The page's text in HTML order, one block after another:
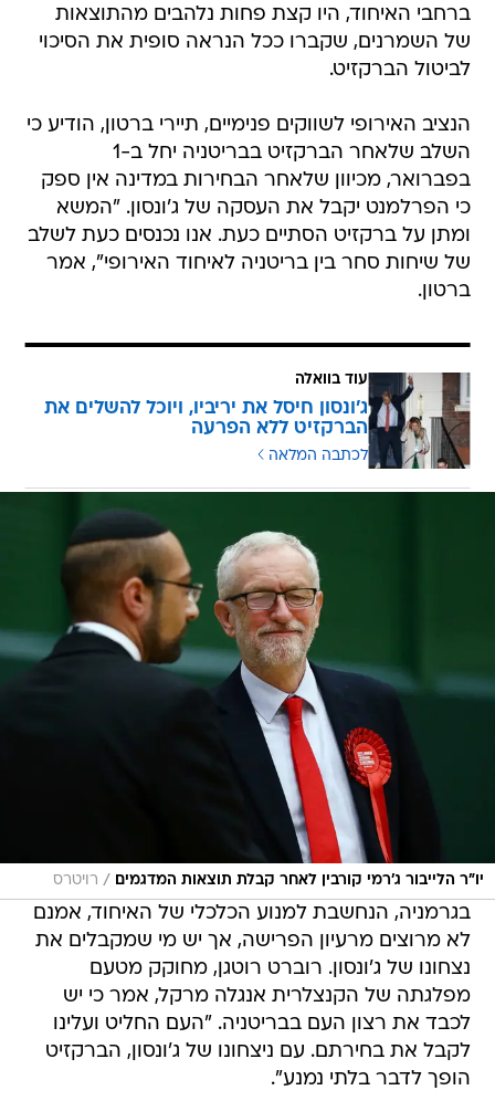
ברחבי האיחוד, היו קצת פחות נלהבים מהתוצאות
של השמרנים, שקברו ככל הנראה סופית את הסיכוי
לביטול הברקזיט.
הנציב האירופי לשווקים פנימיים, תיירי ברטון, הודיע כי
השלב שלאחר הברקזיט בבריטניה יחל ב-1
בפברואר, מכיוון שלאחר הבחירות במדינה אין ספק
כי הפרלמנט יקבל את העסקה של ג'ונסון. "המשא
ומתן על ברקזיט הסתיים כעת. אנו נכנסים כעת לשלב
של שיחות סחר בין בריטניה לאיחוד האירופי", אמר
ברטון.
עוד בוואלה
ג'ונסון חיסל את יריביו, ויוכל להשלים את
הברקזיט ללא הפרעה
לכתבה המלאה
יו"ר הלייבור ג'רמי קורבין לאחר קבלת תוצאות המדגמים / רויטרס
בגרמניה, הנחשבת למנוע הכלכלי של האיחוד, אמנם
לא מרוצים מרעיון הפרישה, אך יש מי שמקבלים את
נצחונו של ג'ונסון. רוברט רוטגן, מחוקק מטעם
מפלגתה של הקנצלרית אנגלה מרקל, אמר כי יש
לכבד את רצון העם בבריטניה. "העם החליט ועלינו
לקבל את בחירתם. עם ניצחונו של ג'ונסון, הברקזיט
הופך לדבר בלתי נמנע".